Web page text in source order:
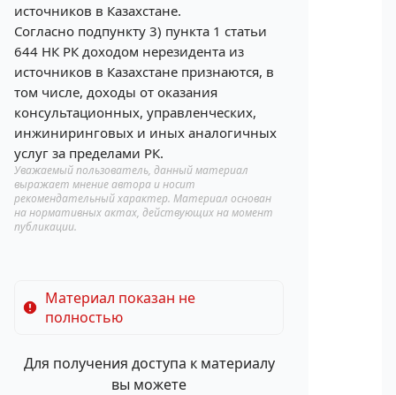
источников в Казахстане.
Согласно подпункту 3) пункта 1 статьи
644 НК РК доходом нерезидента из
источников в Казахстане признаются, в
том числе, доходы от оказания
консультационных, управленческих,
инжиниринговых и иных аналогичных
услуг за пределами РК.
Уважаемый пользователь, данный материал
выражает мнение автора и носит
рекомендательный характер. Материал основан
на нормативных актах, действующих на момент
публикации.
Материал показан не
полностью
Для получения доступа к материалу
вы можете